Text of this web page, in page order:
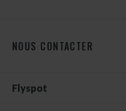
NOUS CONTACTER
Flyspot